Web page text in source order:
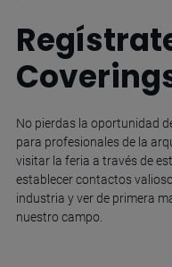
No pierdas la oportunidad
para profesionales de la
visitar la feria a través de
establecer contactos
industria y ver de primera
nuestro campo.